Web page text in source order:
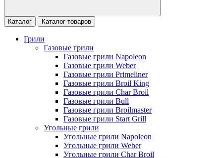
Каталог Каталог товаров
Грили
Газовые грили
Газовые грили Napoleon
Газовые грили Weber
Газовые грили Primeliner
Газовые грили Broil King
Газовые грили Char Broil
Газовые грили Bull
Газовые грили Broilmaster
Газовые грили Start Grill
Угольные грили
Угольные грили Napoleon
Угольные грили Weber
Угольные грили Char Broil